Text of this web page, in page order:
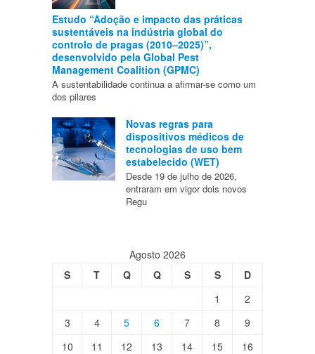
Estudo “Adoção e impacto das práticas
sustentáveis na indústria global do
controlo de pragas (2010–2025)”,
desenvolvido pela Global Pest
Management Coalition (GPMC)
A sustentabilidade continua a afirmar-se como um
dos pilares
Novas regras para
dispositivos médicos de
tecnologias de uso bem
estabelecido (WET)
Desde 19 de julho de 2026,
entraram em vigor dois novos
Regu
Agosto 2026
S
T Q Q S S
D
1
2
3
4 5 6 7 8
9
10
11 12 13 14 15
16